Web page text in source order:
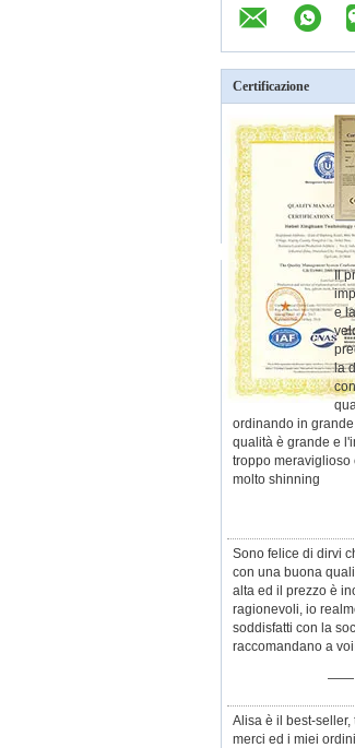
Certificazione
Il
e
la
ordinando in
qualità è grande e
troppo meraviglioso
molto shinning
Sono felice di dirvi
con una buona
alta ed il prezzo è
ragionevoli, io
soddisfatti con la
raccomandano a
——
Alisa è il best-seller,
merci ed i miei